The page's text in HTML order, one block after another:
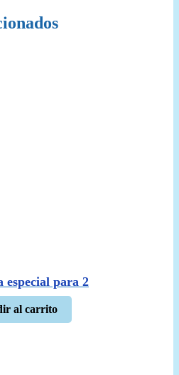
especial para 2
al carrito